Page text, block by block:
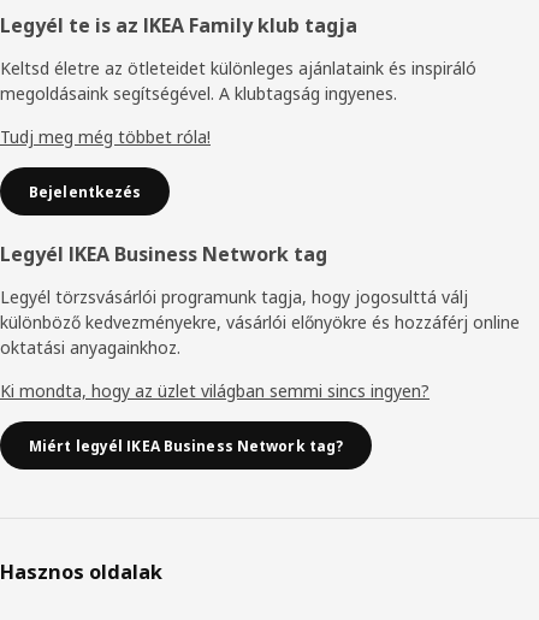
Élőláb
Legyél te is az IKEA Family klub tagja
Keltsd életre az ötleteidet különleges ajánlataink és inspiráló
megoldásaink segítségével. A klubtagság ingyenes.
Tudj meg még többet róla!
Bejelentkezés
Legyél IKEA Business Network tag
Legyél törzsvásárlói programunk tagja, hogy jogosulttá válj
különböző kedvezményekre, vásárlói előnyökre és hozzáférj online
oktatási anyagainkhoz.
Ki mondta, hogy az üzlet világban semmi sincs ingyen?
Miért legyél IKEA Business Network tag?
Hasznos oldalak